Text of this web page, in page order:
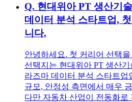
Q. 현대위아 PT 생산기
데이터 분석 스타트업,
니다.
안녕하세요. 첫 커리어 선택
선택지는 현대위아 PT 생산
라즈마 데이터 분석 스타트
규모, 안정성 측면에서 매우
다만 자동차 산업이 전동화로